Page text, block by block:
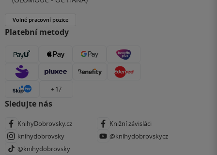
Volné pracovní pozice
Platební metody
+ 17
Sledujte nás
KnihyDobrovsky.cz
Knižní závisláci
knihydobrovsky
@knihydobrovskycz
@knihydobrovsky